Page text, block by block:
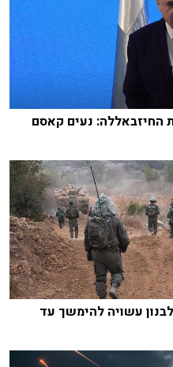
החיזבאללה: נעים קאסם
עשויה להימשך עד